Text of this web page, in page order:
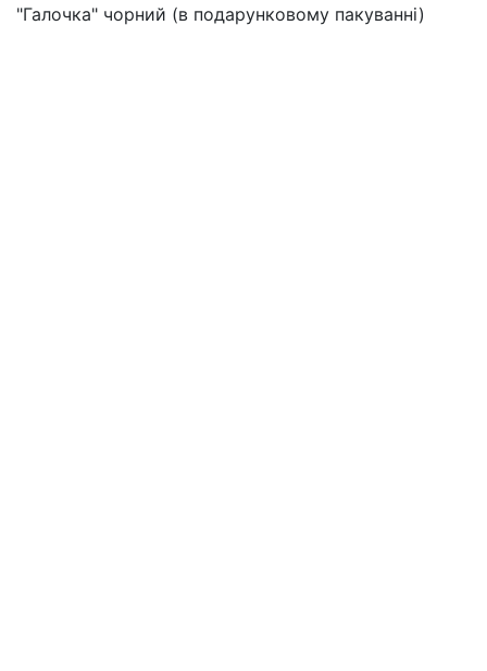
"Галочка" чорний (в подарунковому пакуванні)